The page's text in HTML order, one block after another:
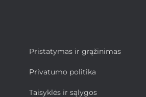
Pristatymas ir grąžinimas
Privatumo politika
Taisyklės ir sąlygos